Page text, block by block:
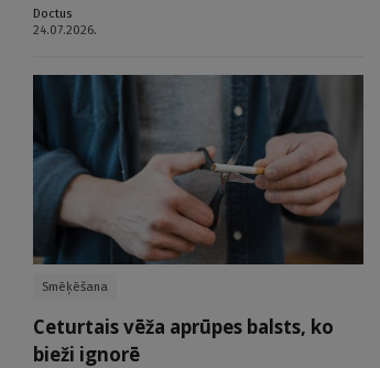
Doctus
24.07.2026.
Smēķēšana
Ceturtais vēža aprūpes balsts, ko
bieži ignorē